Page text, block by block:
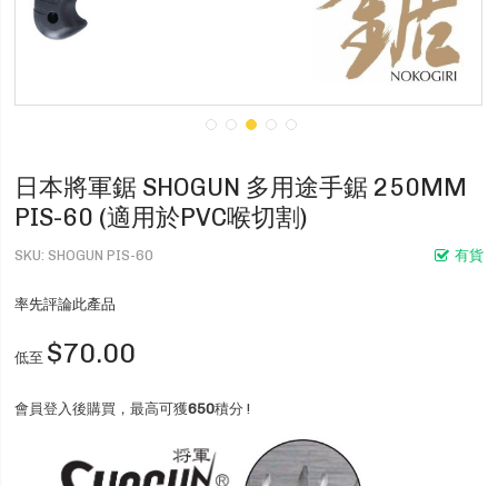
日本將軍鋸 SHOGUN 多用途手鋸 250MM
PIS-60 (適用於PVC喉切割)
有貨
SKU SHOGUN PIS-60
率先評論此產品
低至 $70.00
會員登入後購買，最高可獲650積分 !